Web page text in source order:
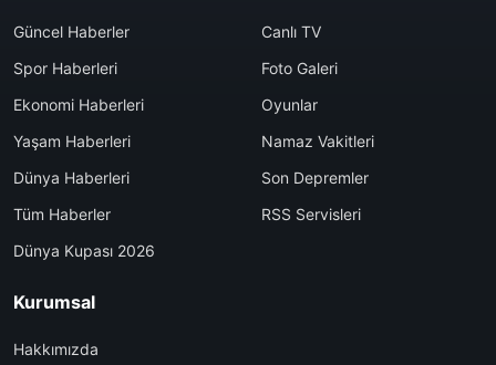
Güncel Haberler
Spor Haberleri
Ekonomi Haberleri
Yaşam Haberleri
Dünya Haberleri
Tüm Haberler
Dünya Kupası 2026
Canlı TV
Foto Galeri
Oyunlar
Namaz Vakitleri
Son Depremler
RSS Servisleri
Kurumsal
Hakkımızda